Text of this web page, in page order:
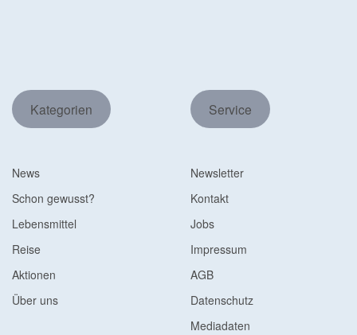
Kategorien
News
Schon gewusst?
Lebensmittel
Reise
Aktionen
Über uns
Service
Newsletter
Kontakt
Jobs
Impressum
AGB
Datenschutz
Mediadaten